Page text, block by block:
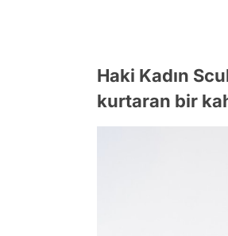
Haki Kadın
kurtaran bir